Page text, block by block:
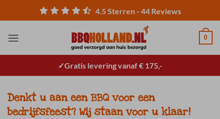
naar
4.5Sterren - 44Reviews
0
Gratis levering vanaf € 175,-
Denkt u aaneenBBQ voor een
bedrijfsfeest? Wij staan voor u klaar!